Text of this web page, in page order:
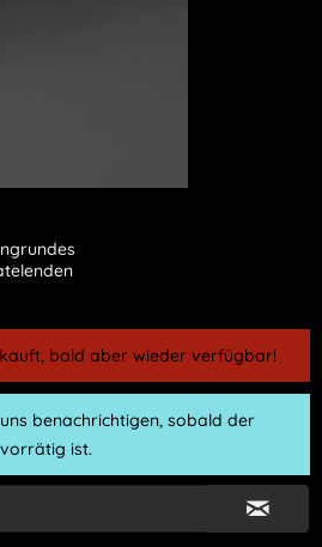
bald aber wieder verfügbar!
benachrichtigen, sobald der
ist.